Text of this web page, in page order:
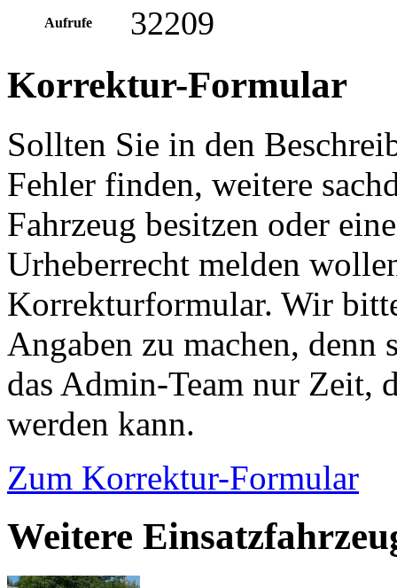
Aufrufe 32209
Korrektur-Formular
Sollten Sie in den
Fehler finden, weitere
Fahrzeug besitzen oder
Urheberrecht melden
Korrekturformular. Wir
Angaben zu machen,
das Admin-Team nur Zeit,
werden kann.
Zum Korrektur-Formular
Weitere